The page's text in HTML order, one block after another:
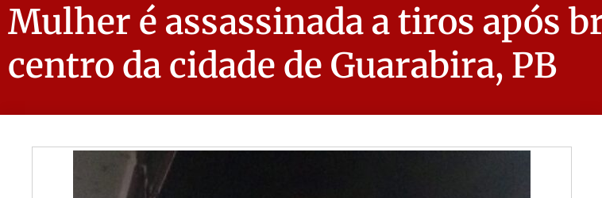
Mulher é assassinada a tiros após
centro da cidade de Guarabira, PB